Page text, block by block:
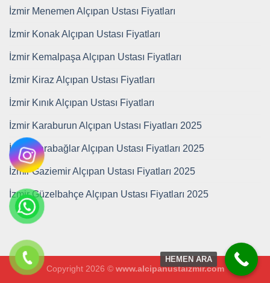
İzmir Menemen Alçıpan Ustası Fiyatları
İzmir Konak Alçıpan Ustası Fiyatları
İzmir Kemalpaşa Alçıpan Ustası Fiyatları
İzmir Kiraz Alçıpan Ustası Fiyatları
İzmir Kınık Alçıpan Ustası Fiyatları
İzmir Karaburun Alçıpan Ustası Fiyatları 2025
İzmir Karabağlar Alçıpan Ustası Fiyatları 2025
İzmir Gaziemir Alçıpan Ustası Fiyatları 2025
İzmir Güzelbahçe Alçıpan Ustası Fiyatları 2025
Copyright 2026 © www.alcipanustaizmir.com
HEMEN ARA